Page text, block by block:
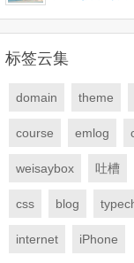
option_name = ‘home’
标签云集
domain theme
course emlog
weisaybox 吐槽
css blog
internet iPhone